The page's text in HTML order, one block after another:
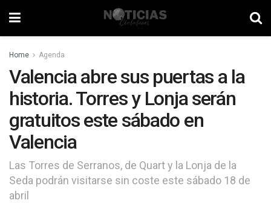
Home Agenda
Valencia abre sus puertas a la
historia. Torres y Lonja serán
gratuitos este sábado en
Valencia
Las Torres de Serranos, de Quart y la Lonja de la
Seda podrán visitarse sin coste este sábado 18 de
abril